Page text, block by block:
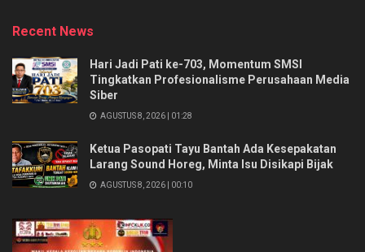
Recent News
Hari Jadi Pati ke-703, Momentum SMSI
Tingkatkan Profesionalisme Perusahaan Media
Siber
AGUSTUS 8, 2026 | 01:28
Ketua Pasopati Tayu Bantah Ada Kesepakatan
Larang Sound Horeg, Minta Isu Disikapi Bijak
AGUSTUS 8, 2026 | 00:10